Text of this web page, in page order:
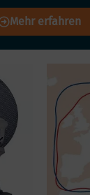
Mehr erfahren